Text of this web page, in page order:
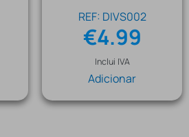
REF: DIVS002
€4.99
Inclui IVA
Adicionar